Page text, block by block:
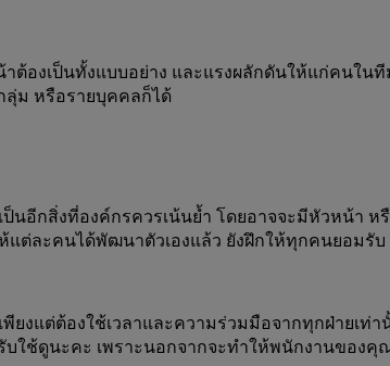
ต้องเป็นทั้งแบบอย่าง และแรงผลักดันให้แก่คนในที
ลุ่ม หรือรายบุคคลก็ได้
นอีกสิ่งที่องค์กรควรเน้นย้ำ โดยอาจจะมีหัวหน้า ห
แต่ละคนได้พัฒนาตัวเองแล้ว ยังฝึกให้ทุกคนยอมรับ
ยงแต่ต้องใช้เวลาและความร่วมมือจากทุกฝ่ายเท่า
ใช้ดูนะคะ เพราะนอกจากจะทำให้พนักงานของคุ